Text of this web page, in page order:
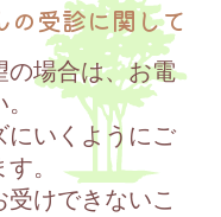
の受診に関して
の場合は、お電
にいくようにご
。
けできないこ